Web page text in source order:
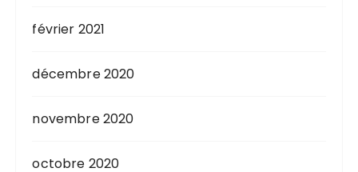
février 2021
décembre 2020
novembre 2020
octobre 2020